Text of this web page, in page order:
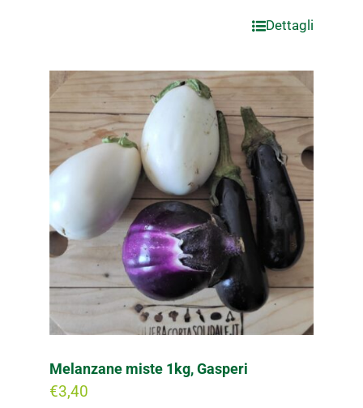
Dettagli
Melanzane miste 1kg, Gasperi
€3,40